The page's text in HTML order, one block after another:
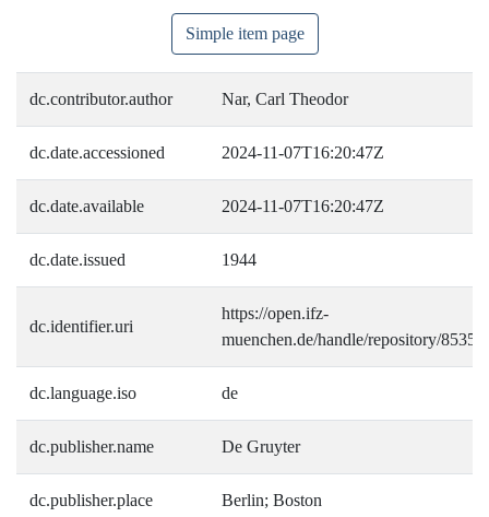
Simple item page
dc.contributor.author Nar, Carl Theodor
dc.date.accessioned 2024-11-07T16:20:47Z
dc.date.available 2024-11-07T16:20:47Z
dc.date.issued 1944
dc.identifier.uri
https://open.ifz-
muenchen.de/handle/repository/8535
dc.language.iso de
dc.publisher.name De Gruyter
dc.publisher.place Berlin; Boston